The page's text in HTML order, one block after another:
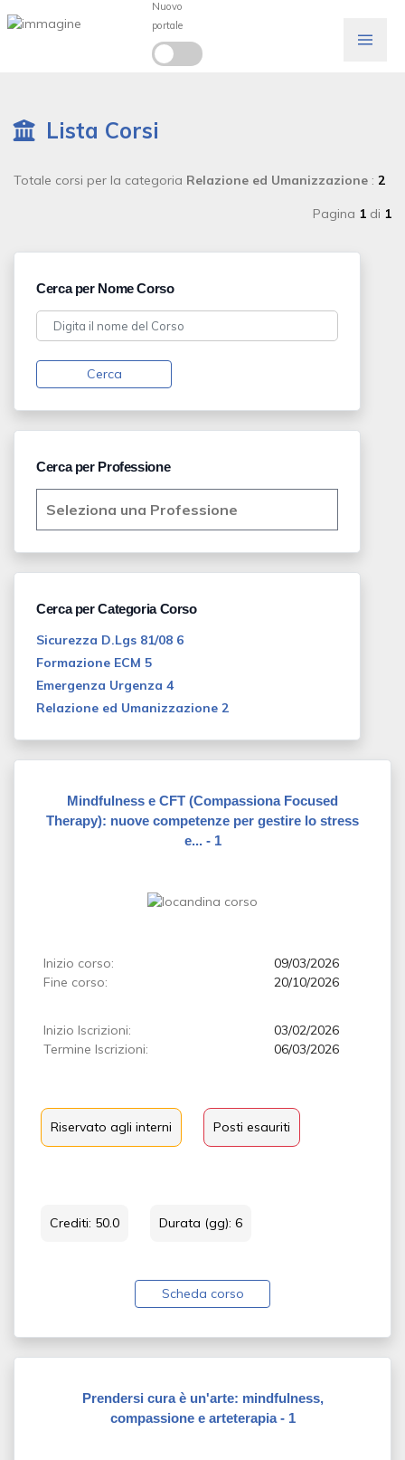
Lista Corsi
Totale corsi per la categoria Relazione ed Umanizzazione : 2
Pagina 1 di 1
Cerca per Nome Corso
Cerca
Cerca per Professione
Cerca per Categoria Corso
Sicurezza D.Lgs 81/08 6
Formazione ECM 5
Emergenza Urgenza 4
Relazione ed Umanizzazione 2
Mindfulness e CFT (Compassiona Focused
Therapy): nuove competenze per gestire lo stress
e... - 1
Inizio corso:
Fine corso:
09/03/2026
20/10/2026
Inizio Iscrizioni:
Termine Iscrizioni:
03/02/2026
06/03/2026
Riservato agli interni Posti esauriti
Crediti: 50.0 Durata (gg): 6
Scheda corso
Prendersi cura è un'arte: mindfulness,
compassione e arteterapia - 1